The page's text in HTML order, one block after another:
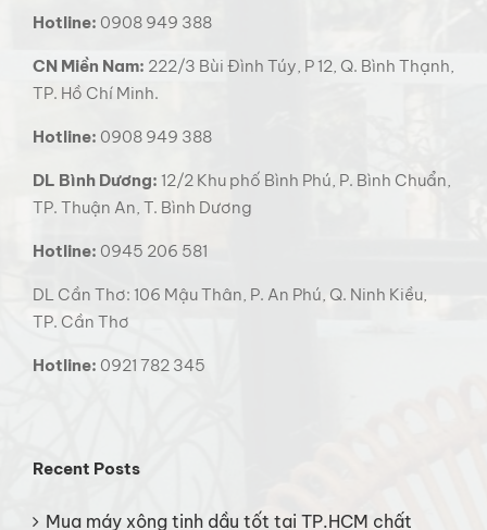
Hotline: 0908 949 388
CN Miền Nam: 222/3 Bùi Đình Túy, P 12, Q. Bình Thạnh,
TP. Hồ Chí Minh.
Hotline: 0908 949 388
DL Bình Dương: 12/2 Khu phố Bình Phú, P. Bình Chuẩn,
TP. Thuận An, T. Bình Dương
Hotline: 0945 206 581
DL Cần Thơ: 106 Mậu Thân, P. An Phú, Q. Ninh Kiều,
TP. Cần Thơ
Hotline: 0921 782 345
Recent Posts
Mua máy xông tinh dầu tốt tại TP.HCM chất